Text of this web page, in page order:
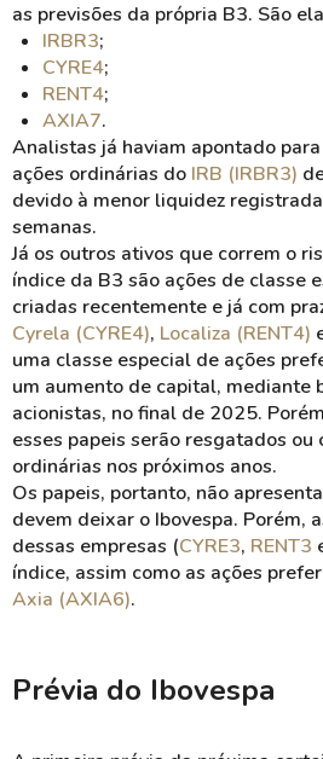
as previsões da própria B3. São
IRBR3;
CYRE4;
RENT4;
AXIA7.
Analistas já haviam apontado
ações ordinárias do IRB (IRBR3)
devido à menor liquidez
semanas.
Já os outros ativos que correm o
índice da B3 são ações de classe
criadas recentemente e já com
Cyrela (CYRE4), Localiza (RENT4)
uma classe especial de ações
um aumento de capital, mediante
acionistas, no final de 2025.
esses papeis serão resgatados ou
ordinárias nos próximos anos.
Os papeis, portanto, não
devem deixar o Ibovespa. Porém,
dessas empresas (CYRE3, RENT3
índice, assim como as ações
Axia (AXIA6).
Prévia do Ibovespa